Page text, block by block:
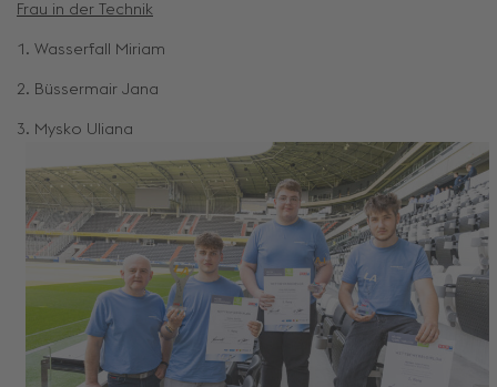
Frau in der Technik
1. Wasserfall Miriam
2. Büssermair Jana
3. Mysko Uliana